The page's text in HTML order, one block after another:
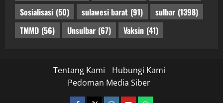
Sosialisasi (50) sulawesi barat (91) sulbar (1398)
TMMD (56) Unsulbar (67) Vaksin (41)
Tentang Kami
Hubungi Kami
Pedoman Media Siber